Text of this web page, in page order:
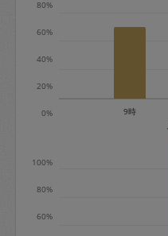
※キャンセル料
定期依頼1回（3
0%
20%
40%
60%
80%
9時
60%
80%
100%